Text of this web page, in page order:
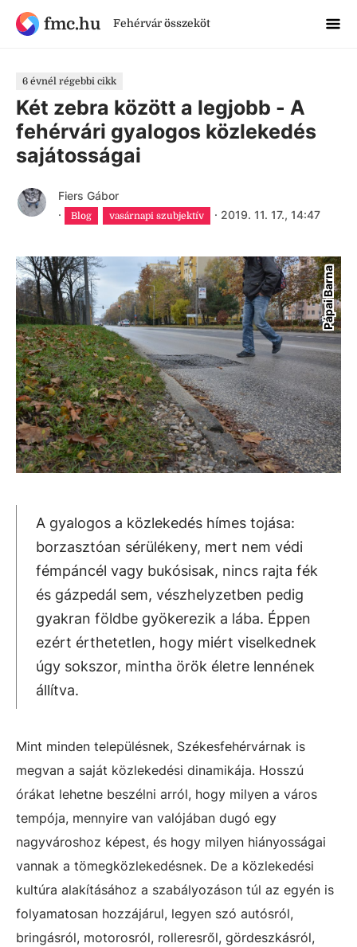
fmc.hu Fehérvár összeköt
6 évnél régebbi cikk
Két zebra között a legjobb - A
fehérvári gyalogos közlekedés
sajátosságai
Fiers Gábor
·
Blog vasárnapi szubjektív · 2019. 11. 17., 14:47
Pápai Barna
A gyalogos a közlekedés hímes tojása:
borzasztóan sérülékeny, mert nem védi
fémpáncél vagy bukósisak, nincs rajta fék
és gázpedál sem, vészhelyzetben pedig
gyakran földbe gyökerezik a lába. Éppen
ezért érthetetlen, hogy miért viselkednek
úgy sokszor, mintha örök életre lennének
állítva.
Mint minden településnek, Székesfehérvárnak is
megvan a saját közlekedési dinamikája. Hosszú
órákat lehetne beszélni arról, hogy milyen a város
tempója, mennyire van valójában dugó egy
nagyvároshoz képest, és hogy milyen hiányosságai
vannak a tömegközlekedésnek. De a közlekedési
kultúra alakításához a szabályozáson túl az egyén is
folyamatosan hozzájárul, legyen szó autósról,
bringásról, motorosról, rolleresről, gördeszkásról,